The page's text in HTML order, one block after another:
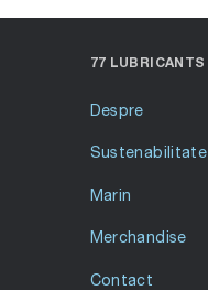
77 LUBRICANTS
Despre
Sustenabilitate
Marin
Merchandise
Contact